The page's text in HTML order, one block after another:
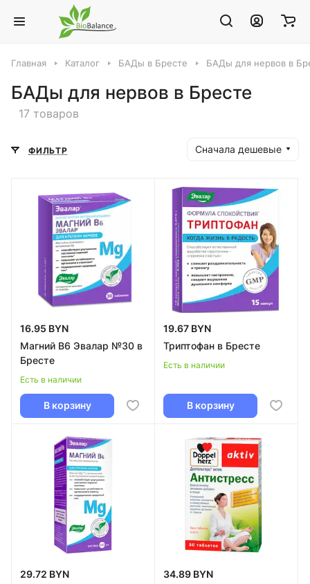
Главная Каталог БАДы в Бресте БАДы для нервов в
БАДы для нервов в Бресте
17 товаров
ФИЛЬТР Сначала дешевые
16.95 BYN
Магний В6 Эвалар №30 в
Бресте
Есть в наличии
В корзину
19.67 BYN
Триптофан в Бресте
Есть в наличии
В корзину
29.72 BYN
34.89 BYN